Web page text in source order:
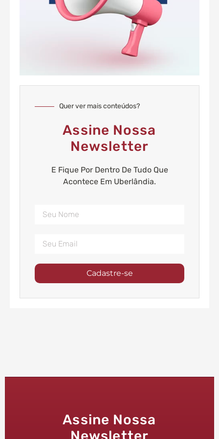
Quer ver mais conteúdos?
Assine Nossa
Newsletter
E Fique Por Dentro De Tudo Que
Acontece Em Uberlândia.
Cadastre-se
Assine Nossa
Newsletter